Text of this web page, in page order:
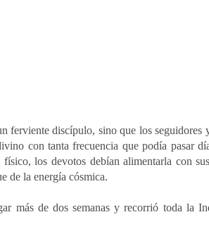
ferviente discípulo, sino que los seguidores
con tanta frecuencia que podía pasar
los devotos debían alimentarla con
de la energía cósmica.
más de dos semanas y recorrió toda la